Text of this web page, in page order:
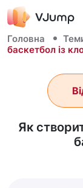
Головна
баскетбол із
Як